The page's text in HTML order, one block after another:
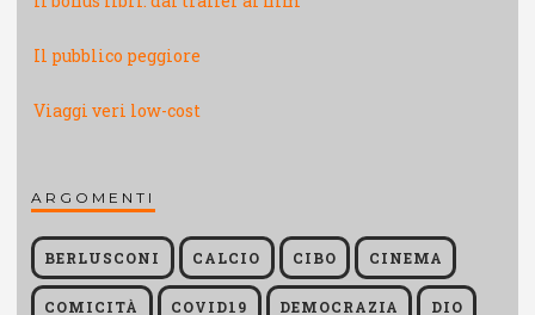
Il pubblico peggiore
Viaggi veri low-cost
ARGOMENTI
BERLUSCONI CALCIO CIBO CINEMA
COMICITÀ COVID19 DEMOCRAZIA DIO